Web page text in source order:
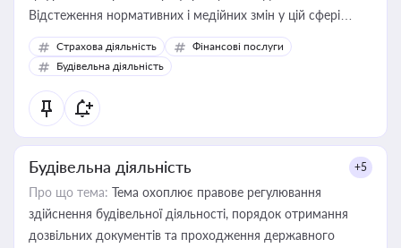
Відстеження нормативних і медійних змін у цій сфері
корисне для власника бізнесу, керівника, юриста або
бухгалтера під час оподаткування, приватизації, оренди
державного майна, корпоративних угод і перевірки
статусу суб'єктів оціночної діяльності
Страхова діяльність
Фінансові послуги
Будівельна діяльність
Будівельна діяльність +5
Про що тема: Тема охоплює правове регулювання
здійснення будівельної діяльності, порядок отримання
дозвільних документів та проходження державного